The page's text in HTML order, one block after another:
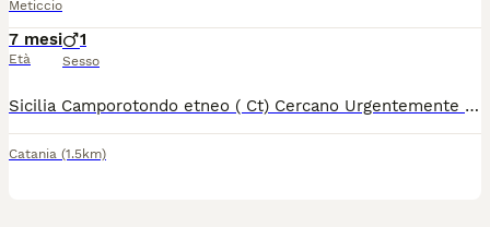
Meticcio
7 mesi
Età
1
Sesso
Sicilia Camporotondo etneo ( Ct) Cercano Urgentemente Famiglia. Sono due Gemellini trovati in Strada sicuramente vittime di abbandono. Al momento sono in sicurezza grazie ad un Uomo di buon cuore ... Ma purtroppo non può tenerli con se per sempre.. Anubi maschietto7 mesi Futura taglia media Microchippato Vaccinato. Dolly femminuccia7 mesi Futura taglia media Microchippata Vaccinata Verrà sterilizzata quanto prima. Sono dolcissimi. Si ricerca Adozione anche singola. Affidamento dopo iter conoscitivo. Per ulteriori info contattare.
Catania (1.5km)